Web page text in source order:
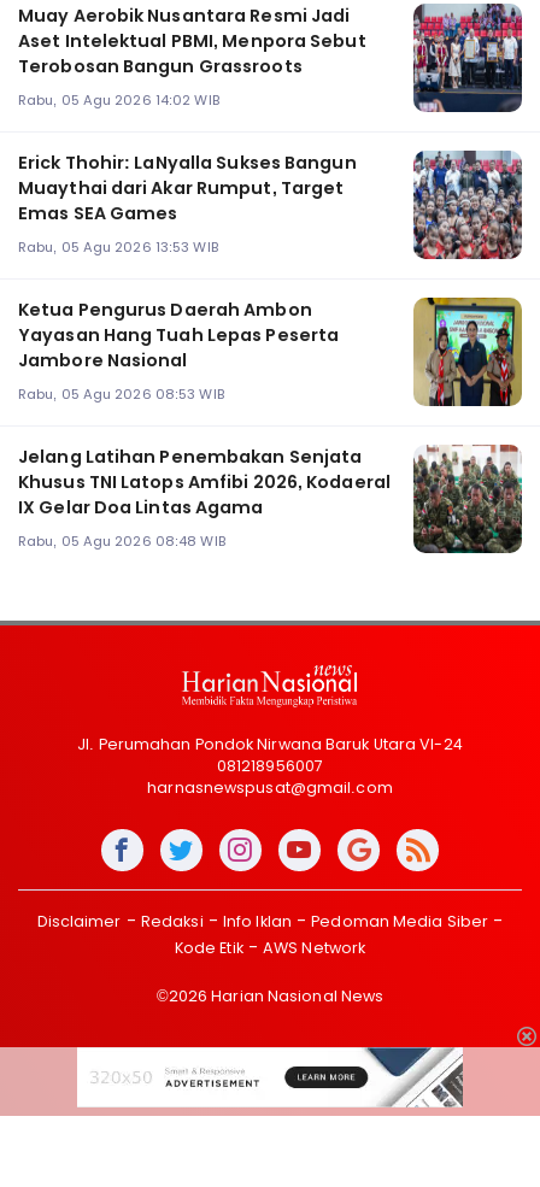
Muay Aerobik Nusantara Resmi Jadi
Aset Intelektual PBMI, Menpora Sebut
Terobosan Bangun Grassroots
Rabu, 05 Agu 2026 14:02 WIB
Erick Thohir: LaNyalla Sukses Bangun
Muaythai dari Akar Rumput, Target
Emas SEA Games
Rabu, 05 Agu 2026 13:53 WIB
Ketua Pengurus Daerah Ambon
Yayasan Hang Tuah Lepas Peserta
Jambore Nasional
Rabu, 05 Agu 2026 08:53 WIB
Jelang Latihan Penembakan Senjata
Khusus TNI Latops Amfibi 2026, Kodaeral
IX Gelar Doa Lintas Agama
Rabu, 05 Agu 2026 08:48 WIB
Jl. Perumahan Pondok Nirwana Baruk Utara VI-24
081218956007
harnasnewspusat@gmail.com
Disclaimer Redaksi Info Iklan
Pedoman Media Siber
Kode Etik
AWS Network
©2026 Harian Nasional News